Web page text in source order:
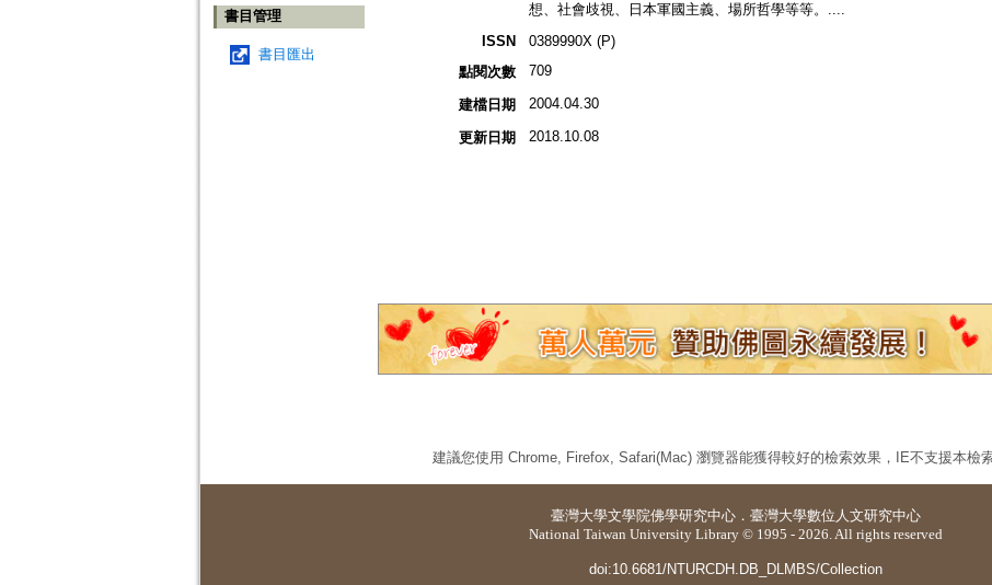
書目管理
書目匯出
想、社會歧視、日本軍國主義、場所哲學等等。....
ISSN
0389990X (P)
點閱次數
709
建檔日期 2004.04.30
更新日期 2018.10.08
建議您使用 Chrome, Firefox, Safari(Mac) 瀏覽器能獲得較好的檢索效果，IE不支援本檢索
臺灣大學文學院佛學研究中心 ． 臺灣大學數位人文研究中心
National Taiwan University Library © 1995 - 2026. All rights reserved
doi:10.6681/NTURCDH.DB_DLMBS/Collection